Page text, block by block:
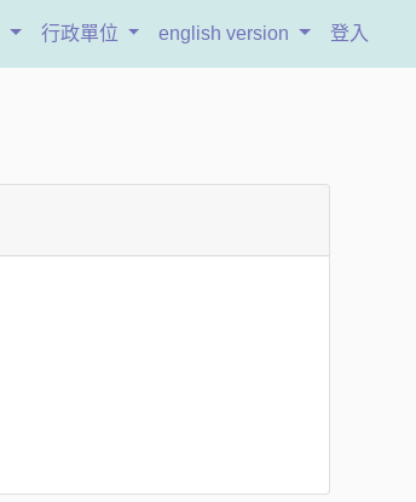
行政單位 english version 登入